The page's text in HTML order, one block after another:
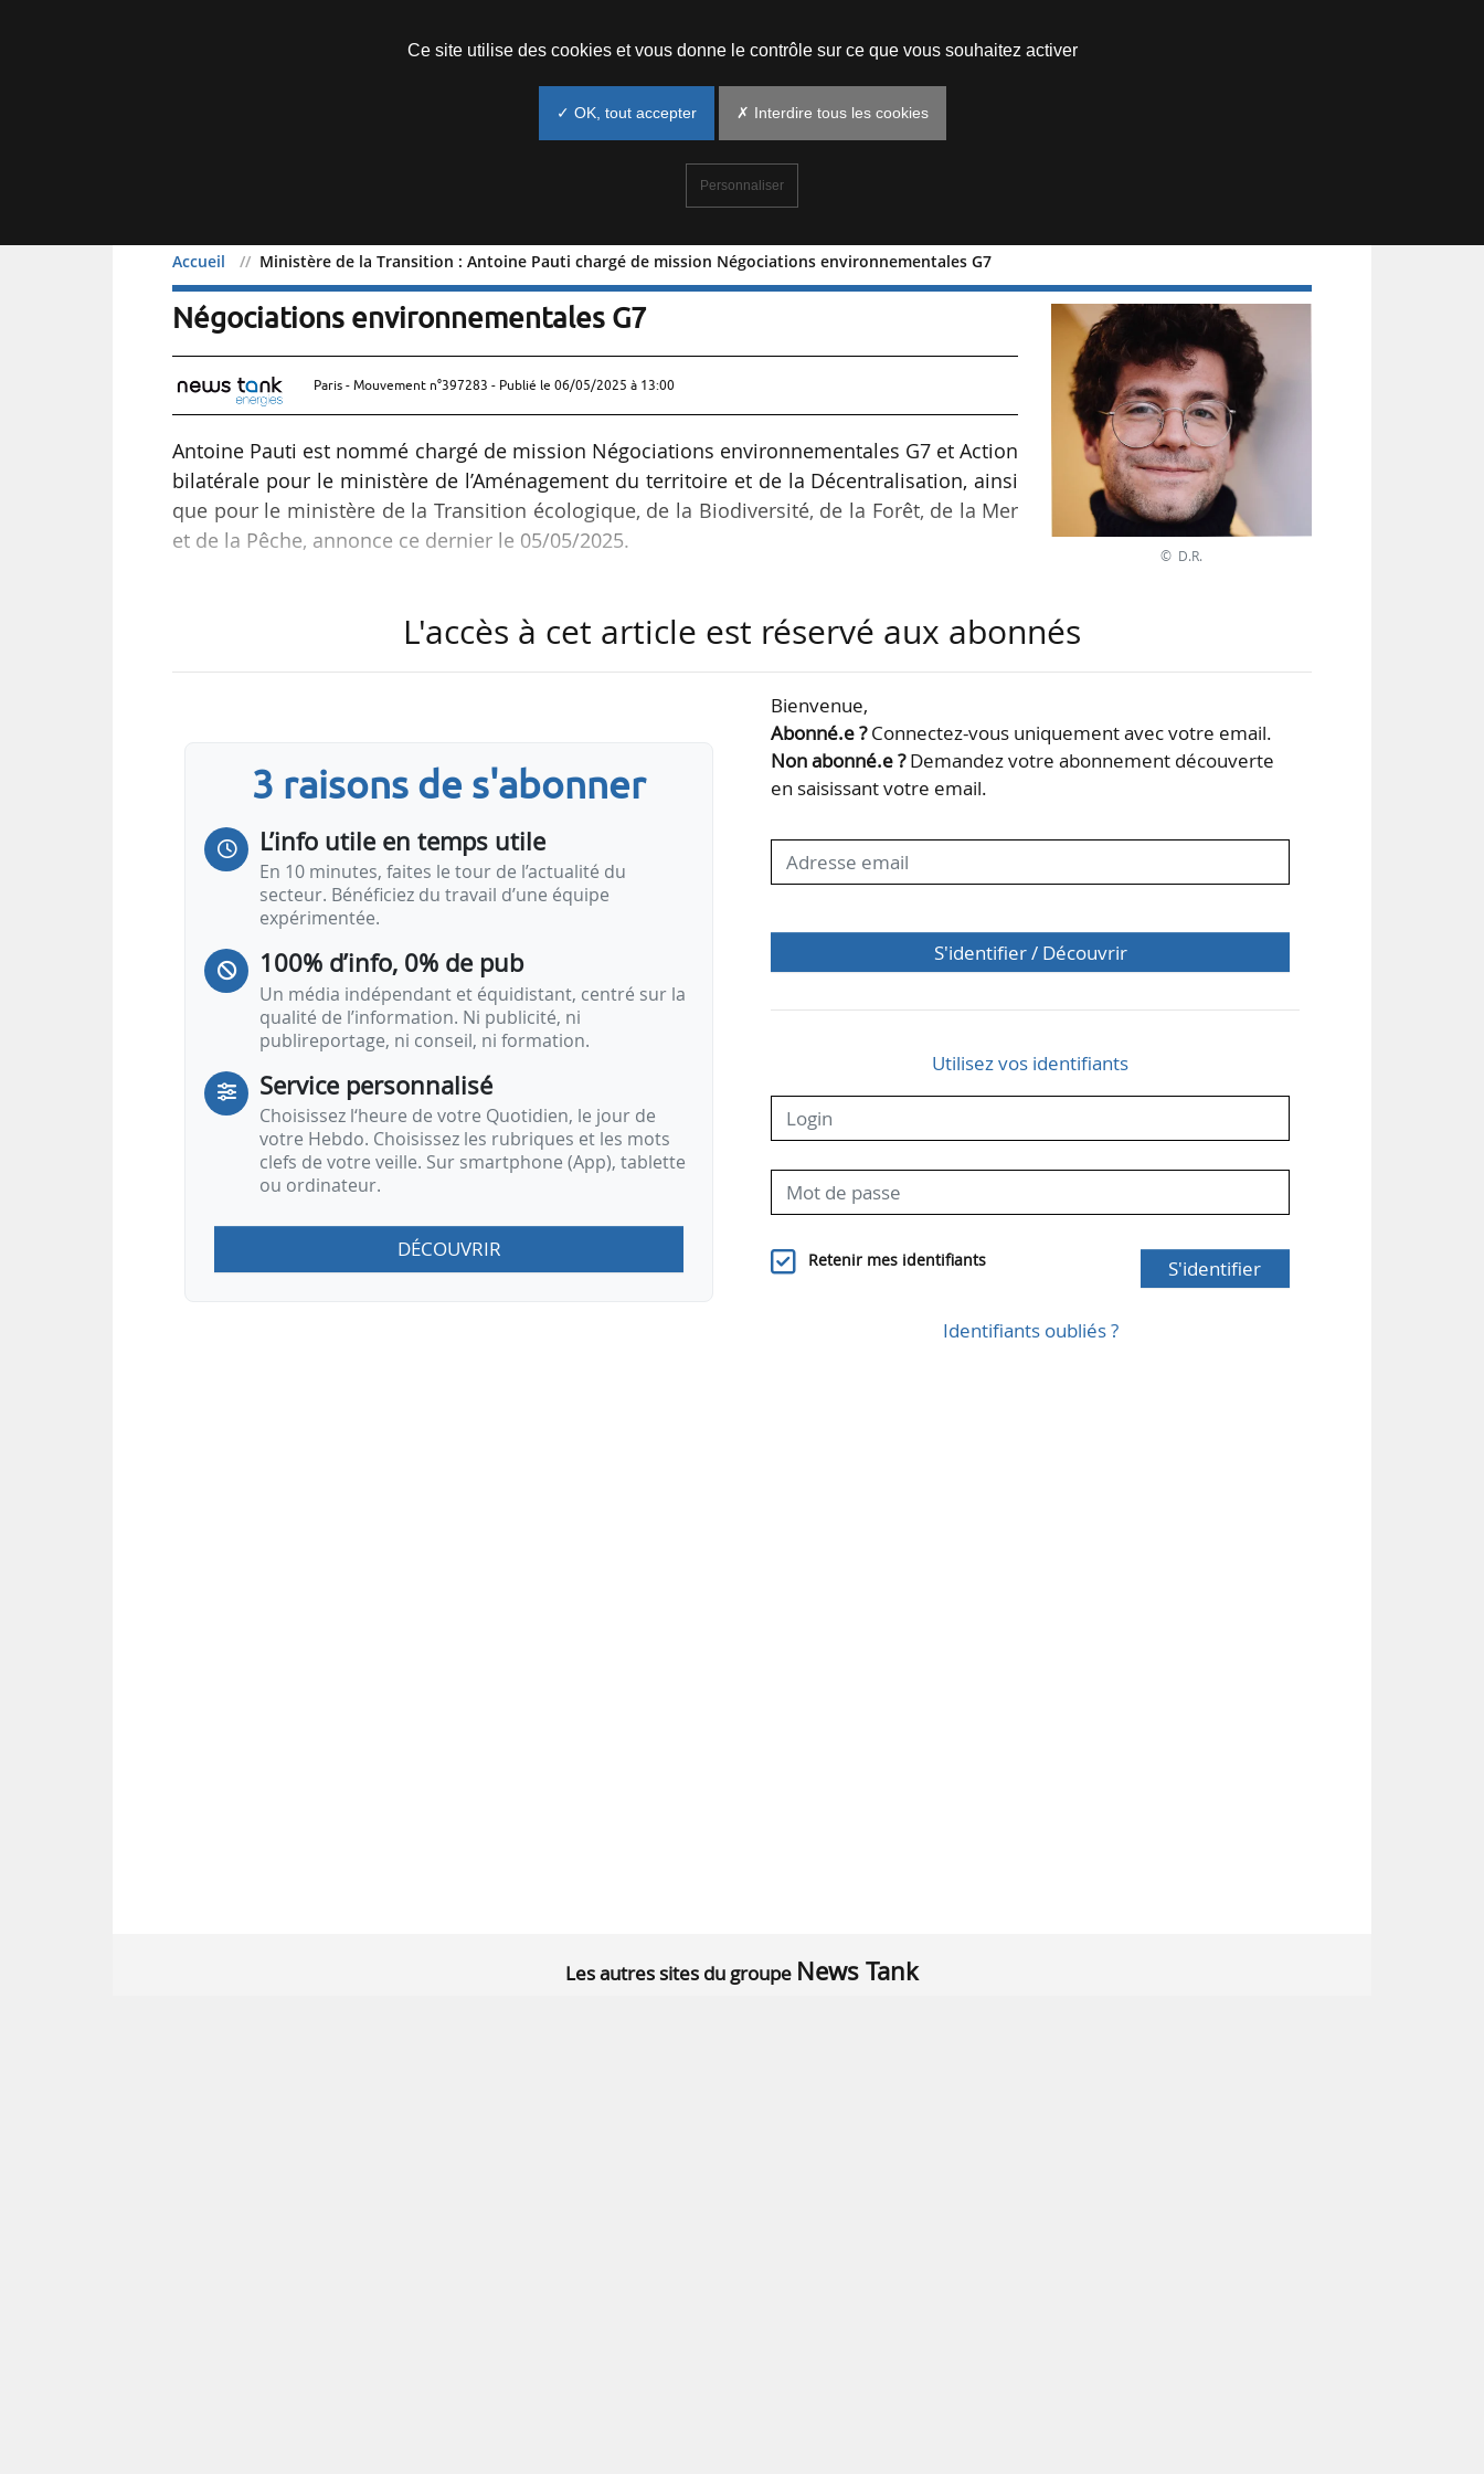
Accueil Ministère de la Transition : Antoine Pauti chargé de mission Négociations environnementales G7
Ministère de la Transition : Antoine Pauti chargé de mission
Négociations environnementales G7
Paris - Mouvement n°397283 - Publié le 06/05/2025 à 13:00
Antoine Pauti est nommé chargé de mission Négociations environnementales G7 et Action
bilatérale pour le ministère de l’Aménagement du territoire et de la Décentralisation, ainsi
que pour le ministère de la Transition écologique, de la Biodiversité, de la Forêt, de la Mer
et de la Pêche, annonce ce dernier le 05/05/2025.
Conseil de l’Union européenne, depuis mars 2023. Il a également été consultant en
© D.R.
L'accès à cet article est réservé aux abonnés
3 raisons de s'abonner
L’info utile en temps utile
En 10 minutes, faites le tour de l’actualité du
secteur. Bénéficiez du travail d’une équipe
expérimentée.
100% d’info, 0% de pub
Un média indépendant et équidistant, centré sur la
qualité de l’information. Ni publicité, ni
publireportage, ni conseil, ni formation.
Service personnalisé
Choisissez l‘heure de votre Quotidien, le jour de
votre Hebdo. Choisissez les rubriques et les mots
clefs de votre veille. Sur smartphone (App), tablette
ou ordinateur.
DÉCOUVRIR
Bienvenue,
Abonné.e ?Connectez-vous uniquement avec votre email.
Non abonné.e ?Demandez votre abonnement découverte
en saisissant votre email.
S'identifier / Découvrir
Utilisez vos identifiants
Retenir mes identifiants S'identifier
Identifiants oubliés ?
Les autres sites du groupe News Tank
Ce site utilise des cookies et vous donne le contrôle sur ce que vous souhaitez activer
✓ OK, tout accepter ✗ Interdire tous les cookies
Personnaliser